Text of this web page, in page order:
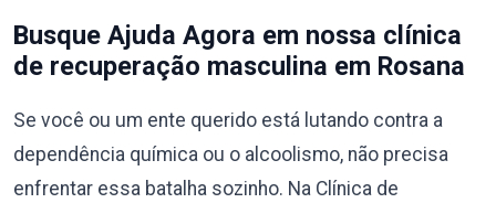
Busque Ajuda Agora em nossa clínica
de recuperação masculina em Rosana
Se você ou um ente querido está lutando contra a
dependência química ou o alcoolismo, não precisa
enfrentar essa batalha sozinho. Na Clínica de